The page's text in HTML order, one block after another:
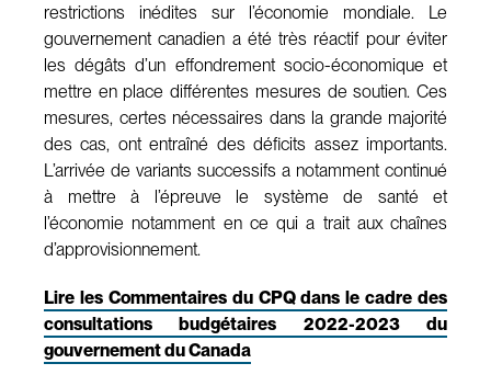
restrictions inédites sur l’économie mondiale. Le
gouvernement canadien a été très réactif pour éviter
les dégâts d’un effondrement socio-économique et
mettre en place différentes mesures de soutien. Ces
mesures, certes nécessaires dans la grande majorité
des cas, ont entraîné des déficits assez importants.
L’arrivée de variants successifs a notamment continué
à mettre à l’épreuve le système de santé et
l’économie notamment en ce qui a trait aux chaînes
d’approvisionnement.
Lire les Commentaires du CPQ dans le cadre des
consultations budgétaires 2022-2023 du
gouvernement du Canada